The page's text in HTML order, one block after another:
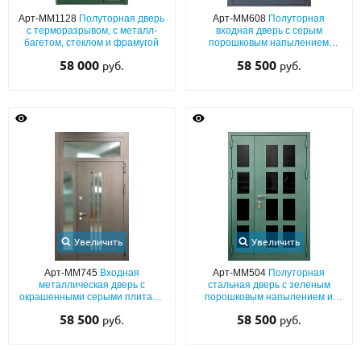
Арт-ММ1128 Полуторная дверь
с терморазрывом, с металл-
багетом, стеклом и фрамугой
58 000 руб.
Арт-ММ608 Полуторная
входная дверь с серым
порошковым напылением
стеклопакетами
58 500 руб.
Увеличить
Арт-ММ745 Входная
металлическая дверь с
окрашенными серыми плитами
боковой вставкой
58 500 руб.
Увеличить
Арт-ММ504 Полуторная
стальная дверь с зеленым
порошковым напылением и
58 500 руб.